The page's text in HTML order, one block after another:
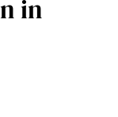
in